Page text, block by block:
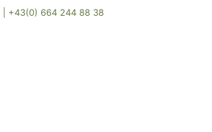
+43(0) 664 244 88 38